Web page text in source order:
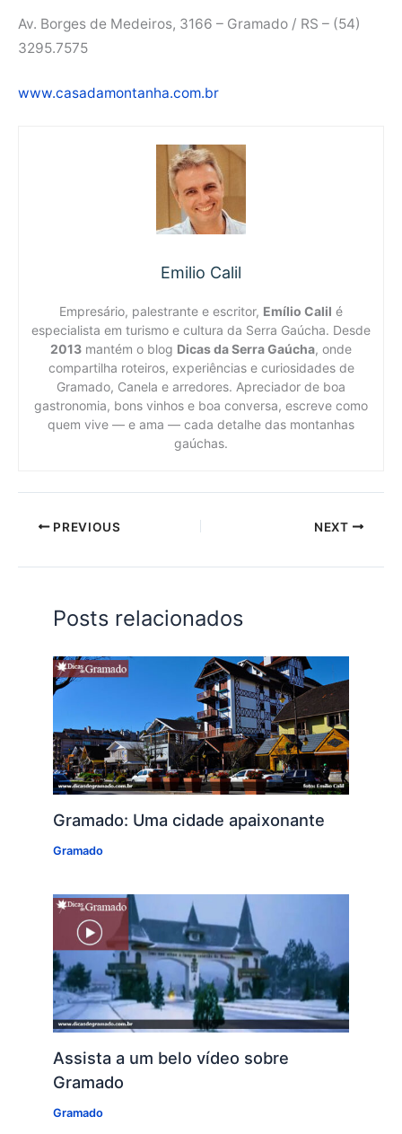
Av. Borges de Medeiros, 3166 – Gramado / RS – (54)
3295.7575
www.casadamontanha.com.br
Emilio Calil
Empresário, palestrante e escritor, Emílio Calil é
especialista em turismo e cultura da Serra Gaúcha. Desde
2013 mantém o blog Dicas da Serra Gaúcha, onde
compartilha roteiros, experiências e curiosidades de
Gramado, Canela e arredores. Apreciador de boa
gastronomia, bons vinhos e boa conversa, escreve como
quem vive — e ama — cada detalhe das montanhas
gaúchas.
PREVIOUS NEXT
Posts relacionados
Gramado: Uma cidade apaixonante
Gramado
Assista a um belo vídeo sobre
Gramado
Gramado